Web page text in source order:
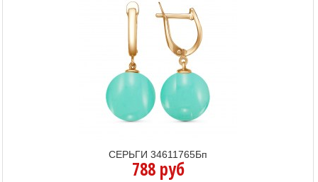
СЕРЬГИ 34611765Бп
788 руб